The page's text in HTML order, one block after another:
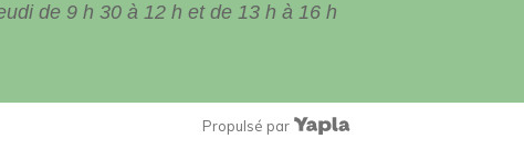
de 9 h 30 à 12 h et de 13 h à 16 h
Propulsé par